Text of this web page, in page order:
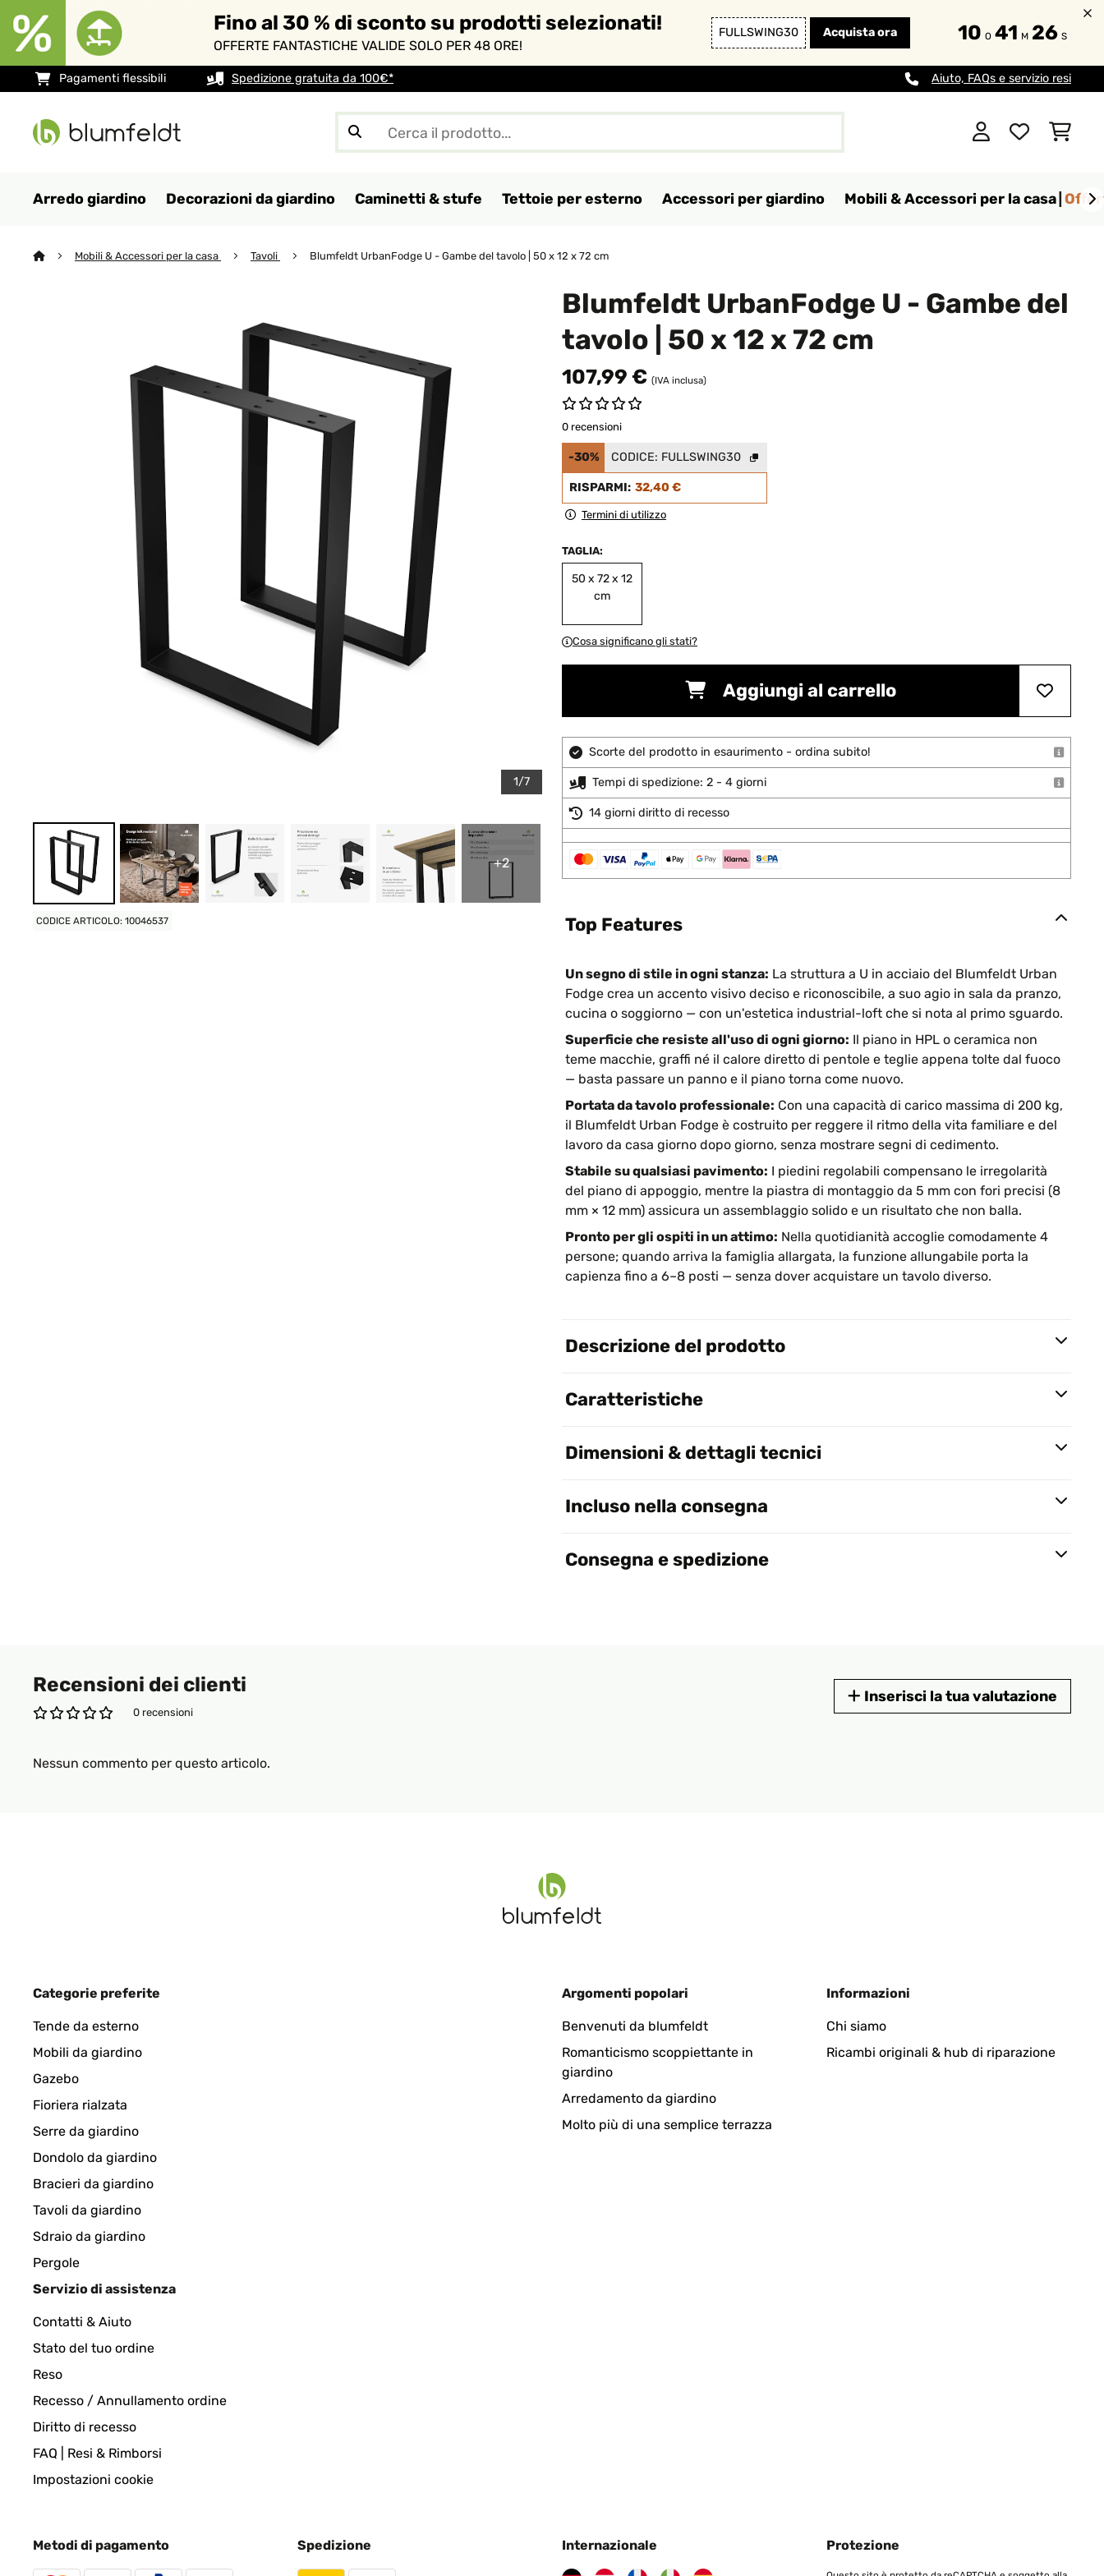
Fino al 30 % di sconto su prodotti selezionati!
OFFERTE FANTASTICHE VALIDE SOLO PER 48 ORE!
FULLSWING30 Acquista ora 10 O 41 M 24 S
Pagamenti flessibili Spedizione gratuita da 100€* Aiuto, FAQs e servizio resi
Arredo giardino Decorazioni da giardino Caminetti & stufe Tettoie per esterno Accessori per giardino Mobili & Accessori per la casa
Mobili & Accessori per la casa Tavoli Blumfeldt UrbanFodge U - Gambe del tavolo | 50 x 12 x 72 cm
1/7
+2
CODICE ARTICOLO: 10046537
Blumfeldt UrbanFodge U - Gambe del
tavolo | 50 x 12 x 72 cm
107,99 € (IVA inclusa)
0 recensioni
-30% CODICE: FULLSWING30
RISPARMI: 32,40 €
Termini di utilizzo
TAGLIA:
50 x 72 x 12
cm
Cosa significano gli stati?
Aggiungi al carrello
Scorte del prodotto in esaurimento - ordina subito!
Tempi di spedizione: 2 - 4 giorni
14 giorni diritto di recesso
Top Features
Un segno di stile in ogni stanza: La struttura a U in acciaio del Blumfeldt Urban
Fodge crea un accento visivo deciso e riconoscibile, a suo agio in sala da pranzo,
cucina o soggiorno — con un'estetica industrial-loft che si nota al primo sguardo.
Superficie che resiste all'uso di ogni giorno: Il piano in HPL o ceramica non
teme macchie, graffi né il calore diretto di pentole e teglie appena tolte dal fuoco
— basta passare un panno e il piano torna come nuovo.
Portata da tavolo professionale: Con una capacità di carico massima di 200 kg,
il Blumfeldt Urban Fodge è costruito per reggere il ritmo della vita familiare e del
lavoro da casa giorno dopo giorno, senza mostrare segni di cedimento.
Stabile su qualsiasi pavimento: I piedini regolabili compensano le irregolarità
del piano di appoggio, mentre la piastra di montaggio da 5 mm con fori precisi (8
mm × 12 mm) assicura un assemblaggio solido e un risultato che non balla.
Pronto per gli ospiti in un attimo: Nella quotidianità accoglie comodamente 4
persone; quando arriva la famiglia allargata, la funzione allungabile porta la
capienza fino a 6–8 posti — senza dover acquistare un tavolo diverso.
Descrizione del prodotto
Caratteristiche
Dimensioni & dettagli tecnici
Incluso nella consegna
Consegna e spedizione
Recensioni dei clienti
0 recensioni
Inserisci la tua valutazione
Nessun commento per questo articolo.
Categorie preferite
Tende da esterno
Mobili da giardino
Gazebo
Fioriera rialzata
Serre da giardino
Dondolo da giardino
Bracieri da giardino
Tavoli da giardino
Sdraio da giardino
Pergole
Argomenti popolari
Benvenuti da blumfeldt
Romanticismo scoppiettante in
giardino
Arredamento da giardino
Molto più di una semplice terrazza
Informazioni
Chi siamo
Ricambi originali & hub di riparazione
Servizio di assistenza
Contatti & Aiuto
Stato del tuo ordine
Reso
Recesso / Annullamento ordine
Diritto di recesso
FAQ | Resi & Rimborsi
Impostazioni cookie
Metodi di pagamento Spedizione Internazionale Protezione